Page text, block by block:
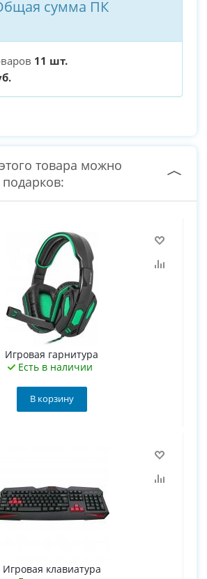
сумма ПК
11 шт.
товара можно
Игровая гарнитура
Есть в наличии
В корзину
Игровая клавиатура